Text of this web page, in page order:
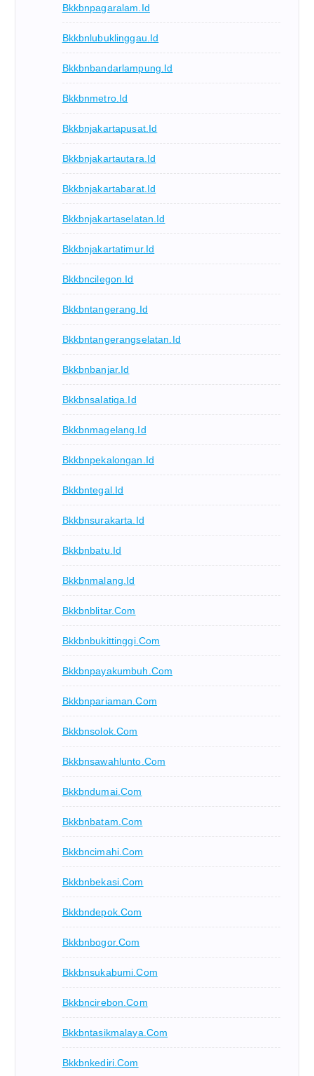
Bkkbnpagaralam.id
Bkkbnlubuklinggau.id
Bkkbnbandarlampung.id
Bkkbnmetro.id
Bkkbnjakartapusat.id
Bkkbnjakartautara.id
Bkkbnjakartabarat.id
Bkkbnjakartaselatan.id
Bkkbnjakartatimur.id
Bkkbncilegon.id
Bkkbntangerang.id
Bkkbntangerangselatan.id
Bkkbnbanjar.id
Bkkbnsalatiga.id
Bkkbnmagelang.id
Bkkbnpekalongan.id
Bkkbntegal.id
Bkkbnsurakarta.id
Bkkbnbatu.id
Bkkbnmalang.id
Bkkbnblitar.com
Bkkbnbukittinggi.com
Bkkbnpayakumbuh.com
Bkkbnpariaman.com
Bkkbnsolok.com
Bkkbnsawahlunto.com
Bkkbndumai.com
Bkkbnbatam.com
Bkkbncimahi.com
Bkkbnbekasi.com
Bkkbndepok.com
Bkkbnbogor.com
Bkkbnsukabumi.com
Bkkbncirebon.com
Bkkbntasikmalaya.com
Bkkbnkediri.com